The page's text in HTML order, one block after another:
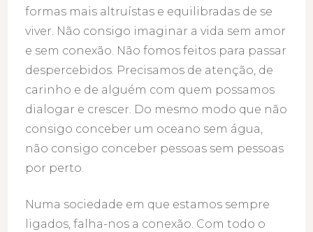
formas mais altruístas e equilibradas de se
viver. Não consigo imaginar a vida sem amor
e sem conexão. Não fomos feitos para passar
despercebidos. Precisamos de atenção, de
carinho e de alguém com quem possamos
dialogar e crescer. Do mesmo modo que não
consigo conceber um oceano sem água,
não consigo conceber pessoas sem pessoas
por perto.
Numa sociedade em que estamos sempre
ligados, falha-nos a conexão. Com todo o